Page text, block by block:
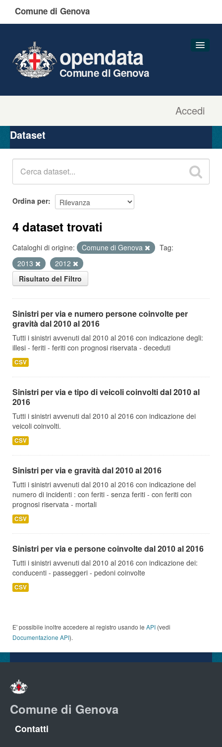
Comune di Genova
Accedi
opendata
Comune di Genova
Organizzazioni
Gruppi
Dataset
Ordina per
4 dataset trovati
Cataloghi di origine: Comune di Genova
Tag:
2013
2012
Risultato del Filtro
Sinistri per via e numero persone coinvolte per
gravità dal 2010 al 2016
Tutti i sinistri avvenuti dal 2010 al 2016 con indicazione degli:
illesi - feriti - feriti con prognosi riservata - deceduti
CSV
Sinistri per via e tipo di veicoli coinvolti dal 2010 al
2016
Tutti i sinistri avvenuti dal 2010 al 2016 con indicazione dei
veicoli coinvolti.
CSV
Sinistri per via e gravità dal 2010 al 2016
Tutti i sinistri avvenuti dal 2010 al 2016 con indicazione del
numero di incidenti : con feriti - senza feriti - con feriti con
prognosi riservata - mortali
CSV
Sinistri per via e persone coinvolte dal 2010 al 2016
Tutti i sinistri avvenuti dal 2010 al 2016 con indicazione dei:
conducenti - passeggeri - pedoni coinvolte
CSV
E' possibile inoltre accedere al registro usando le API (vedi
Documentazione API).
Comune di Genova
Contatti